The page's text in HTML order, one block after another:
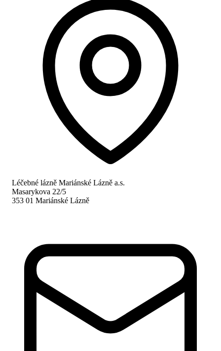
Léčebné lázně Mariánské Lázně a.s.
Masarykova 22/5
353 01 Mariánské Lázně